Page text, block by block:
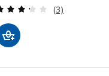
(3)